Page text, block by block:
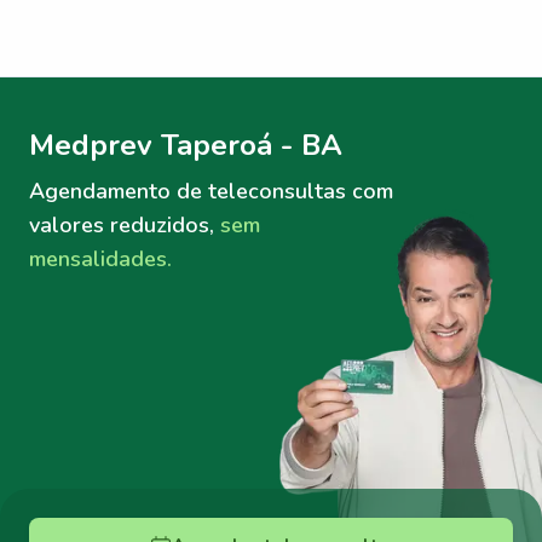
Medprev Taperoá - BA
Agendamento de teleconsultas com
valores reduzidos, sem
mensalidades.